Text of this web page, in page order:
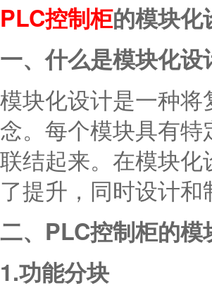
PLC控制柜的模块化
一、什么是模块化设
模块化设计是一种
念。每个模块具有
联结起来。在模块
了提升，同时设计
二、PLC控制柜的模
1.功能分块